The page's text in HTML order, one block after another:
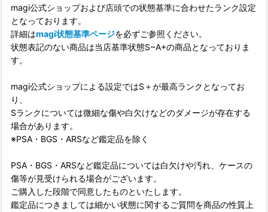
magi公式ショップおよび店頭での状態基準に合わせたランク設定
となっております。
詳細はmagi状態基準ページを必ずご参照ください。
状態表記のない商品は当店基準状態S~A+の商品となっておりま
す。
magi公式ショップによる設定ではS＋が最高ランクとなってお
り、
Sランクについては微細な傷や白欠けなどのダメージが存在する
場合があります。
※PSA・BGS・ARSなど鑑定品を除く
PSA・BGS・ARSなど鑑定品については白欠けや汚れ、ケースの
傷等が見受けられる場合がございます。
ご購入した段階で同意したものといたします。
鑑定品につきましては細かい状態に関するご質問を商品の性質上